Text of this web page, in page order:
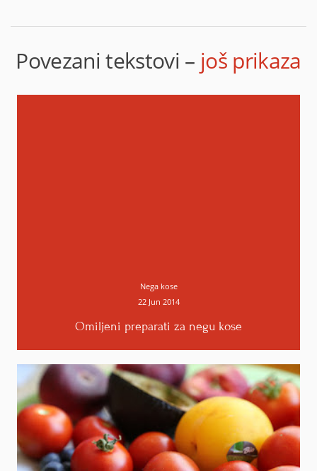
Anonimno 7. siječnja 2014. u 01:58
Moj neseser sa preparativom je ogroman,
posebno kad idem na more. Nemam mala
pakovanja, tako da tu dolazi komplet sve što
koristim svaki dan, kompromis napravim tako što
ponesem jednu masku za kosu i jedan losion za
Povezani tekstovi – još prikaza
Nega kose
22 Jun 2014
Omiljeni preparati za negu kose